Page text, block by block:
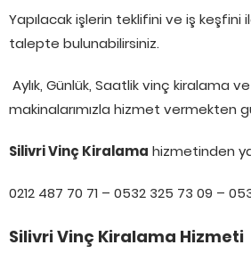
Yapılacak işlerin teklifini ve iş
talepte bulunabilirsiniz.
Aylık, Günlük, Saatlik vinç kiralama
makinalarımızla hizmet vermekten
Silivri Vinç Kiralama hizmetinden
0212 487 70 71 – 0532 325 73 09 –
Silivri Vinç Kiralama Hizmeti